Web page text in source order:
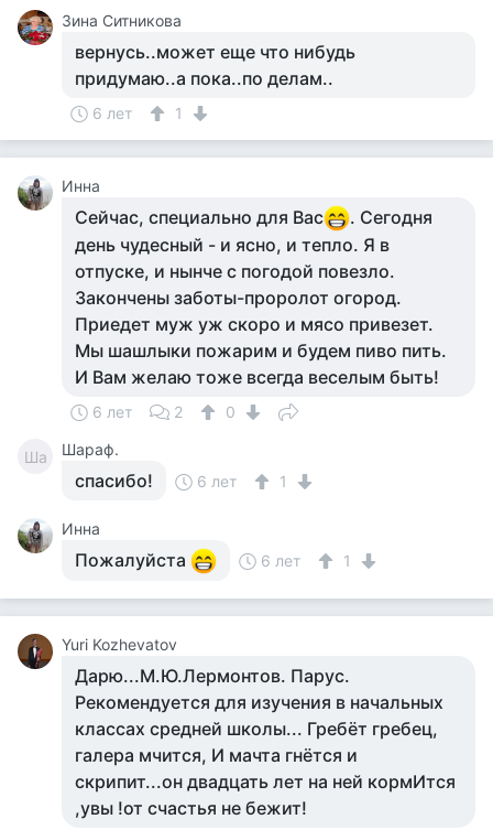
Зина Ситникова
вернусь..может еще что нибудь
придумаю..а пока..по делам..
6 лет 1
Инна
Сейчас, специально для Вас
. Сегодня
день чудесный - и ясно, и тепло. Я в
отпуске, и нынче с погодой повезло.
Закончены заботы-проролот огород.
Приедет муж уж скоро и мясо привезет.
Мы шашлыки пожарим и будем пиво пить.
И Вам желаю тоже всегда веселым быть!
6 лет 2 0
Ша Шараф.
спасибо! 6 лет 1
Инна
Пожалуйста 6 лет 1
Yuri Kozhevatov
Дарю...М.Ю.Лермонтов. Парус.
Рекомендуется для изучения в начальных
классах средней школы... Гребёт гребец,
галера мчится, И мачта гнётся и
скрипит...он двадцать лет на ней кормИтся
,увы !от счастья не бежит!